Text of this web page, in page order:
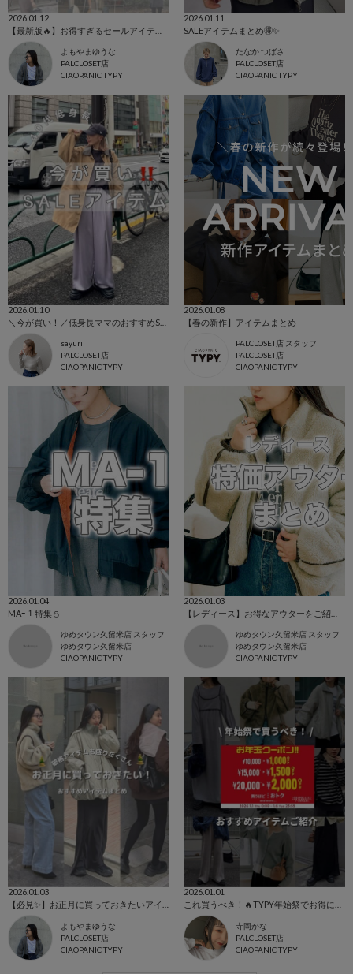
2026.01.12
よもやまゆうな
PALCLOSET店
CIAOPANIC TYPY
2026.01.11
SALEアイテムまとめ🉐✨
たなか つばさ
PALCLOSET店
CIAOPANIC TYPY
2026.01.10
sayuri
PALCLOSET店
CIAOPANIC TYPY
2026.01.08
【春の新作】アイテムまとめ
PALCLOSET店 スタッフ
PALCLOSET店
CIAOPANIC TYPY
2026.01.04
MAｰ１特集⛄
ゆめタウン久留米店 スタッフ
ゆめタウン久留米店
CIAOPANIC TYPY
2026.01.03
ゆめタウン久留米店 スタッフ
ゆめタウン久留米店
CIAOPANIC TYPY
2026.01.03
よもやまゆうな
PALCLOSET店
CIAOPANIC TYPY
2026.01.01
寺岡かな
PALCLOSET店
CIAOPANIC TYPY